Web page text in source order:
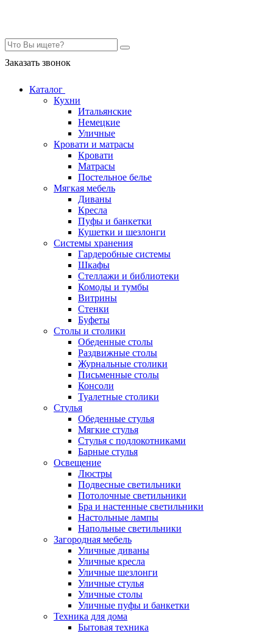
Заказать звонок
Каталог
Кухни
Итальянские
Немецкие
Уличные
Кровати и матрасы
Кровати
Матрасы
Постельное белье
Мягкая мебель
Диваны
Кресла
Пуфы и банкетки
Кушетки и шезлонги
Системы хранения
Гардеробные системы
Шкафы
Стеллажи и библиотеки
Комоды и тумбы
Витрины
Стенки
Буфеты
Столы и столики
Обеденные столы
Раздвижные столы
Журнальные столики
Письменные столы
Консоли
Туалетные столики
Стулья
Обеденные стулья
Мягкие стулья
Стулья с подлокотниками
Барные стулья
Освещение
Люстры
Подвесные светильники
Потолочные светильники
Бра и настенные светильники
Настольные лампы
Напольные светильники
Загородная мебель
Уличные диваны
Уличные кресла
Уличные шезлонги
Уличные стулья
Уличные столы
Уличные пуфы и банкетки
Техника для дома
Бытовая техника